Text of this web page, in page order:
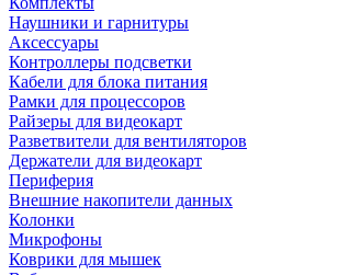
Наушники и гарнитуры
Аксессуары
Контроллеры подсветки
Кабели для блока питания
Рамки для процессоров
Райзеры для видеокарт
Разветвители для вентиляторов
Держатели для видеокарт
Периферия
Внешние накопители данных
Колонки
Микрофоны
Коврики для мышек